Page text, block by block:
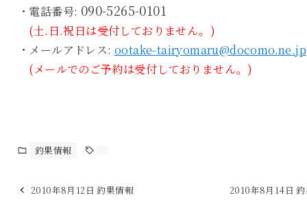
・電話番号: 090-5265-0101
(土.日.祝日は受付しておりません。)
・メールアドレス: ootake-tairyomaru@docomo.ne.jp
(メールでのご予約は受付しておりません。)
釣果情報
2010年8月12日 釣果情報 2010年8月14日